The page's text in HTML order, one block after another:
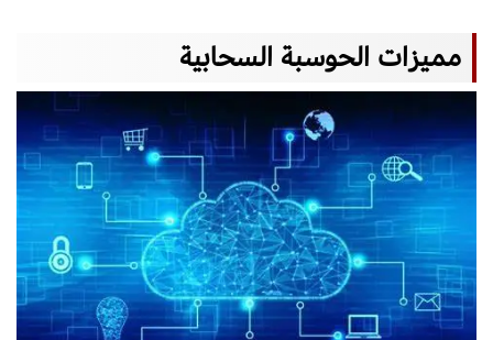
مميزات الحوسبة السحابية